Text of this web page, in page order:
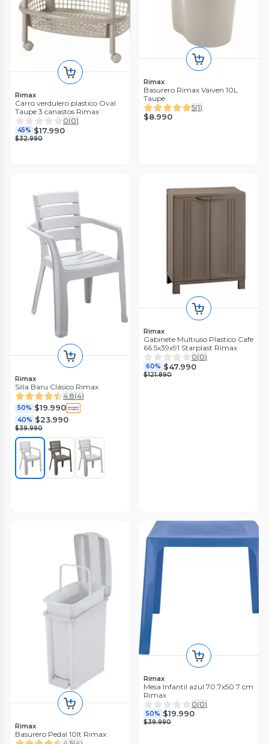
Rimax
Carro verdulero plastico Oval
Taupe 3 canastos Rimax
0(0)
45% $17.990
$32.990
Rimax
Basurero Rimax Vaiven 10L
Taupe
5(1)
$8.990
Rimax
Silla Baru Clásico Rimax
4.8(4)
50% $19.990
40% $23.990
$39.990
Rimax
Gabinete Multiuso Plastico Cafe
66.5x39x91 Starplast Rimax
0(0)
60% $47.990
$121.890
Rimax
Basurero Pedal 10lt Rimax
Rimax
Mesa Infantil azul 70.7x50.7 cm
Rimax
0(0)
50% $19.990
$39.990